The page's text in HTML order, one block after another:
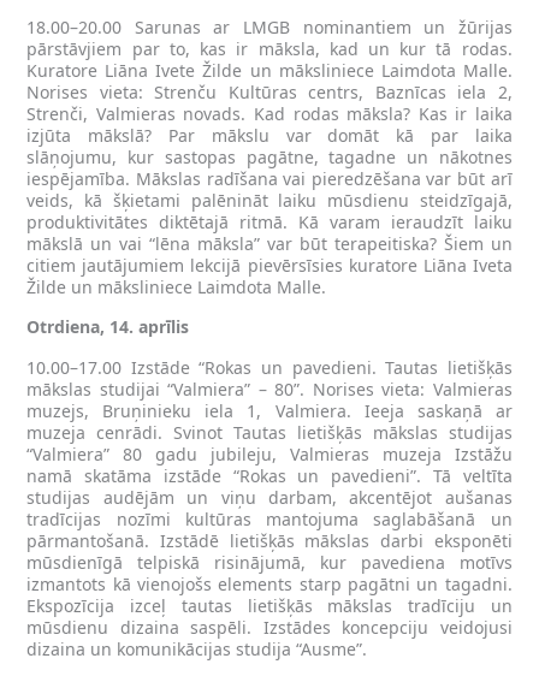
18.00–20.00 Sarunas ar LMGB nominantiem un žūrijas
pārstāvjiem par to, kas ir māksla, kad un kur tā rodas.
Kuratore Liāna Ivete Žilde un māksliniece Laimdota Malle.
Norises vieta: Strenču Kultūras centrs, Baznīcas iela 2,
Strenči, Valmieras novads. Kad rodas māksla? Kas ir laika
izjūta mākslā? Par mākslu var domāt kā par laika
slāņojumu, kur sastopas pagātne, tagadne un nākotnes
iespējamība. Mākslas radīšana vai pieredzēšana var būt arī
veids, kā šķietami palēnināt laiku mūsdienu steidzīgajā,
produktivitātes diktētajā ritmā. Kā varam ieraudzīt laiku
mākslā un vai “lēna māksla” var būt terapeitiska? Šiem un
citiem jautājumiem lekcijā pievērsīsies kuratore Liāna Iveta
Žilde un māksliniece Laimdota Malle.
Otrdiena, 14. aprīlis
10.00–17.00 Izstāde “Rokas un pavedieni. Tautas lietišķās
mākslas studijai “Valmiera” – 80”. Norises vieta: Valmieras
muzejs, Bruņinieku iela 1, Valmiera. Ieeja saskaņā ar
muzeja cenrādi. Svinot Tautas lietišķās mākslas studijas
“Valmiera” 80 gadu jubileju, Valmieras muzeja Izstāžu
namā skatāma izstāde “Rokas un pavedieni”. Tā veltīta
studijas audējām un viņu darbam, akcentējot aušanas
tradīcijas nozīmi kultūras mantojuma saglabāšanā un
pārmantošanā. Izstādē lietišķās mākslas darbi eksponēti
mūsdienīgā telpiskā risinājumā, kur pavediena motīvs
izmantots kā vienojošs elements starp pagātni un tagadni.
Ekspozīcija izceļ tautas lietišķās mākslas tradīciju un
mūsdienu dizaina saspēli. Izstādes koncepciju veidojusi
dizaina un komunikācijas studija “Ausme”.